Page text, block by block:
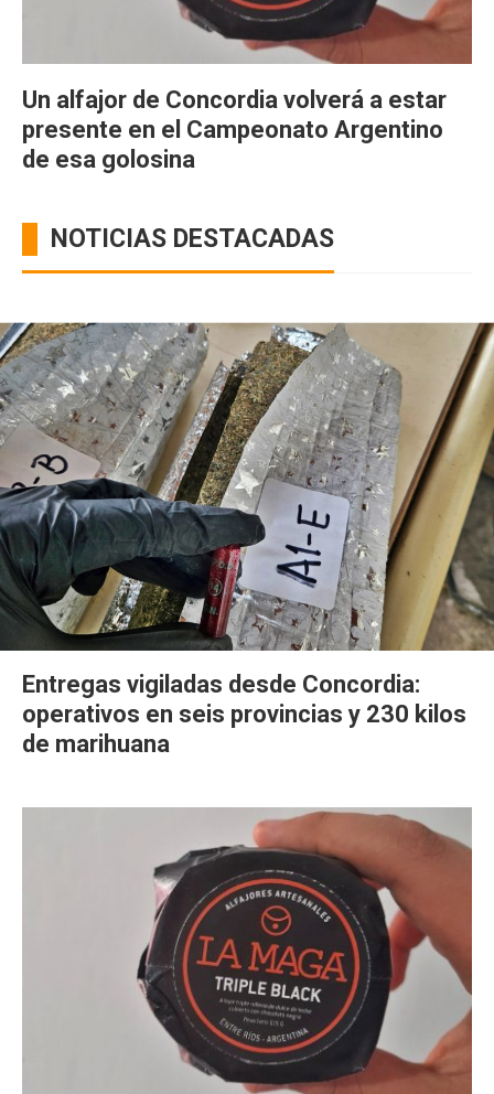
Un alfajor de Concordia volverá a estar
presente en el Campeonato Argentino
de esa golosina
NOTICIAS DESTACADAS
Entregas vigiladas desde Concordia:
operativos en seis provincias y 230 kilos
de marihuana